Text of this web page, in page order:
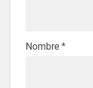
Nombre *